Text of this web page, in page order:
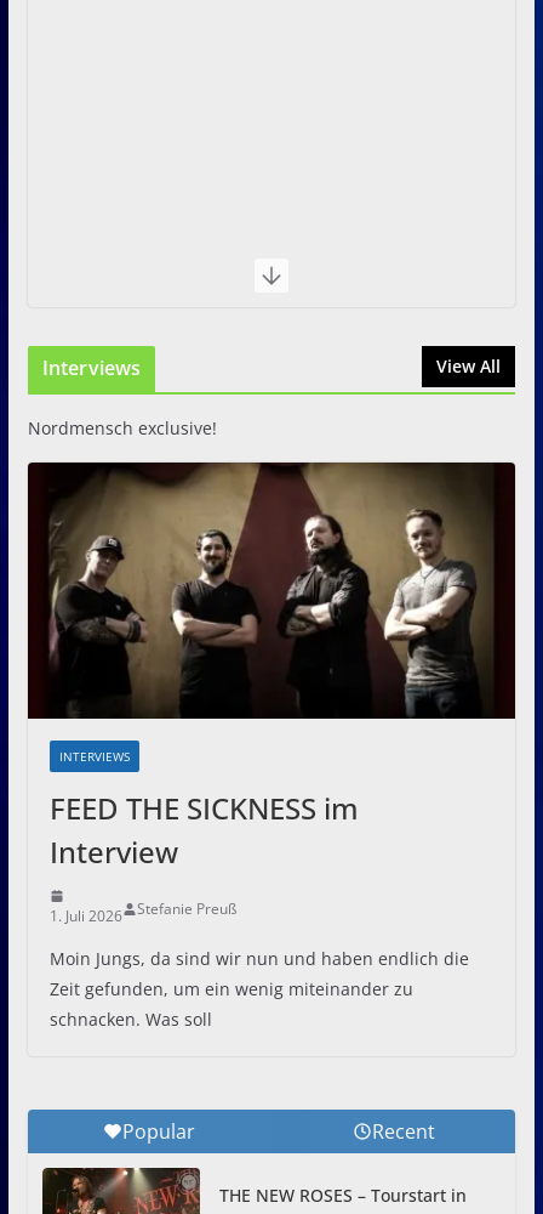
Interviews View All
Nordmensch exclusive!
INTERVIEWS
FEED THE SICKNESS im
Interview
1. Juli 2026 Stefanie Preuß
Moin Jungs, da sind wir nun und haben endlich die
Zeit gefunden, um ein wenig miteinander zu
schnacken. Was soll
Popular Recent
THE NEW ROSES – Tourstart in